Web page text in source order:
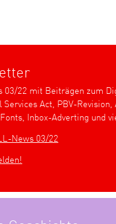
03/22 mit Beiträgen zum
Act, PBV-Revision,
Inbox-Adverting und
News 03/22